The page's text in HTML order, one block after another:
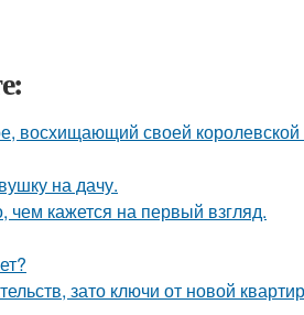
восхищающий своей королевской
на дачу.
чем кажется на первый взгляд.
зато ключи от новой